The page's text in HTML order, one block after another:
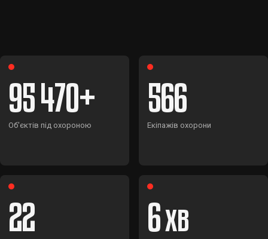
95 470
Об'єктів під охороною
566
Екіпажів охорони
22 6